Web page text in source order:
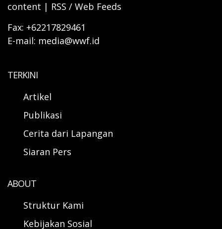
content | RSS / Web Feeds
Fax: +62217829461
E-mail: media@wwf.id
TERKINI
Artikel
Publikasi
Cerita dari Lapangan
Siaran Pers
ABOUT
Struktur Kami
Kebijakan Sosial